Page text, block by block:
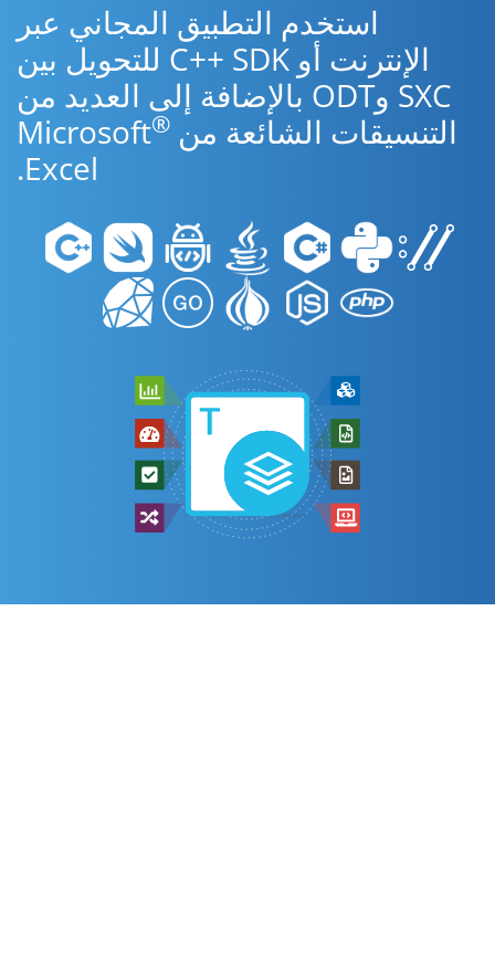
استخدم التطبيق المجاني عبر
الإنترنت أو C++ SDK للتحويل بين
SXC وODT بالإضافة إلى العديد من
التنسيقات الشائعة من Microsoft ®
Excel.